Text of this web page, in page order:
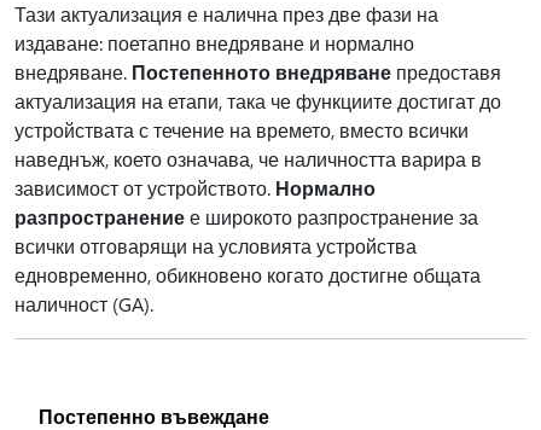
Тази актуализация е налична през две фази на
издаване: поетапно внедряване и нормално
внедряване. Постепенното внедряване предоставя
актуализация на етапи, така че функциите достигат до
устройствата с течение на времето, вместо всички
наведнъж, което означава, че наличността варира в
зависимост от устройството. Нормално
разпространениее широкото разпространение за
всички отговарящи на условията устройства
едновременно, обикновено когато достигне общата
наличност (GA).
Постепенно въвеждане